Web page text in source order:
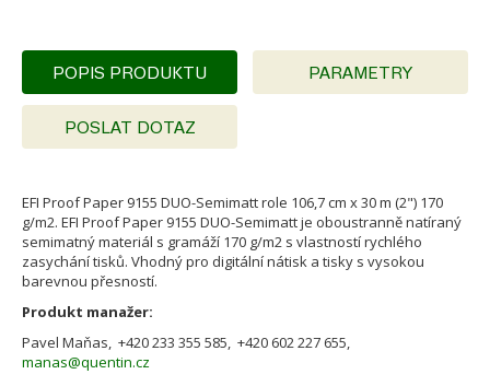
POPIS PRODUKTU PARAMETRY
POSLAT DOTAZ
EFI Proof Paper 9155 DUO-Semimatt role 106,7 cm x 30 m (2") 170
g/m2. EFI Proof Paper 9155 DUO-Semimatt je oboustranně natíraný
semimatný materiál s gramáží 170 g/m2 s vlastností rychlého
zasychání tisků. Vhodný pro digitální nátisk a tisky s vysokou
barevnou přesností.
Produkt manažer:
Pavel Maňas, +420 233 355 585, +420 602 227 655,
manas@quentin.cz